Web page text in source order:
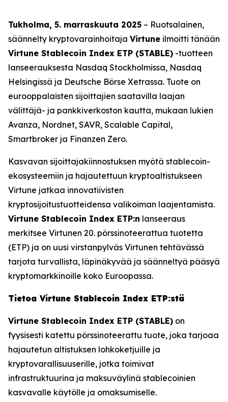
Tukholma, 5. marraskuuta 2025 – Ruotsalainen,
säännelty kryptovarainhoitaja Virtune ilmoitti tänään
Virtune Stablecoin Index ETP (STABLE) -tuotteen
lanseerauksesta Nasdaq Stockholmissa, Nasdaq
Helsingissä ja Deutsche Börse Xetrassa. Tuote on
eurooppalaisten sijoittajien saatavilla laajan
välittäjä- ja pankkiverkoston kautta, mukaan lukien
Avanza, Nordnet, SAVR, Scalable Capital,
Smartbroker ja Finanzen Zero.
Kasvavan sijoittajakiinnostuksen myötä stablecoin-
ekosysteemiin ja hajautettuun kryptoaltistukseen
Virtune jatkaa innovatiivisten
kryptosijoitustuotteidensa valikoiman laajentamista.
Virtune Stablecoin Index ETP:n lanseeraus
merkitsee Virtunen 20. pörssinoteerattua tuotetta
(ETP) ja on uusi virstanpylväs Virtunen tehtävässä
tarjota turvallista, läpinäkyvää ja säänneltyä pääsyä
kryptomarkkinoille koko Euroopassa.
Tietoa Virtune Stablecoin Index ETP:stä
Virtune Stablecoin Index ETP (STABLE) on
fyysisesti katettu pörssinoteerattu tuote, joka tarjoaa
hajautetun altistuksen lohkoketjuille ja
kryptovarallisuuserille, jotka toimivat
infrastruktuurina ja maksuväylinä stablecoinien
kasvavalle käytölle ja omaksumiselle.